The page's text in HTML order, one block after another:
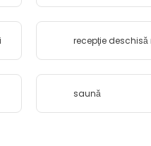
recepţie
saună